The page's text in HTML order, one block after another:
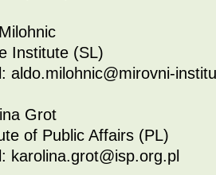
Institute (SL)
aldo.milohnic@mirovni-
Grot
of Public Affairs (PL)
karolina.grot@isp.org.pl